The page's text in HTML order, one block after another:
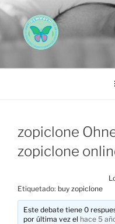
Saltar
al
contenido
AEMAREH
zopiclone
zopiclone
Etiquetado: buy zopiclone
Este debate tiene 0
por última vez el hace 5